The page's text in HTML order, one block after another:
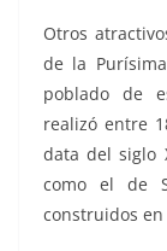
Otros
de la
poblado de
realizó entre
data del siglo
como el de
construidos en